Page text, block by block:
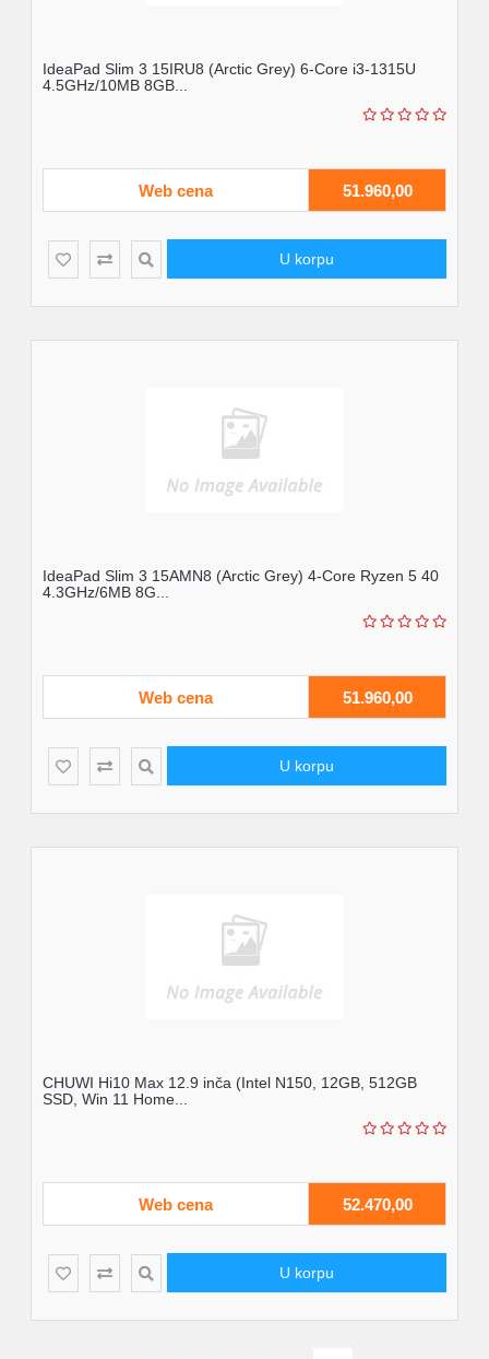
IdeaPad Slim 3 15IRU8 (Arctic Grey) 6-Core i3-1315U
4.5GHz/10MB 8GB...
Web cena 51.960,00
U korpu
IdeaPad Slim 3 15AMN8 (Arctic Grey) 4-Core Ryzen 5 40
4.3GHz/6MB 8G...
Web cena 51.960,00
U korpu
CHUWI Hi10 Max 12.9 inča (Intel N150, 12GB, 512GB
SSD, Win 11 Home...
Web cena 52.470,00
U korpu